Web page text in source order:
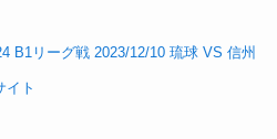
B1リーグ戦 2023/12/10 琉球 VS 信州
イト